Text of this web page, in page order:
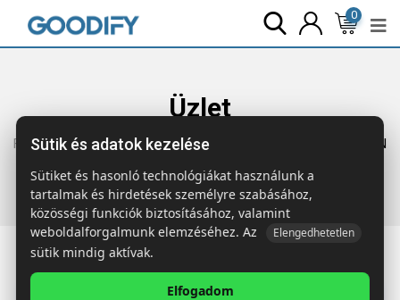
0
Üzlet
Főoldal Termékek Szóróajándék & Szerszám
SMALL PIN
Kis kitűző
Étkezés & Ivás
Sütik és adatok kezelése
Sütiket és hasonló technológiákat használunk a
tartalmak és hirdetések személyre szabásához,
közösségi funkciók biztosításához, valamint
weboldalforgalmunk elemzéséhez. Az
Elengedhetetlen
sütik mindig aktívak.
Elfogadom